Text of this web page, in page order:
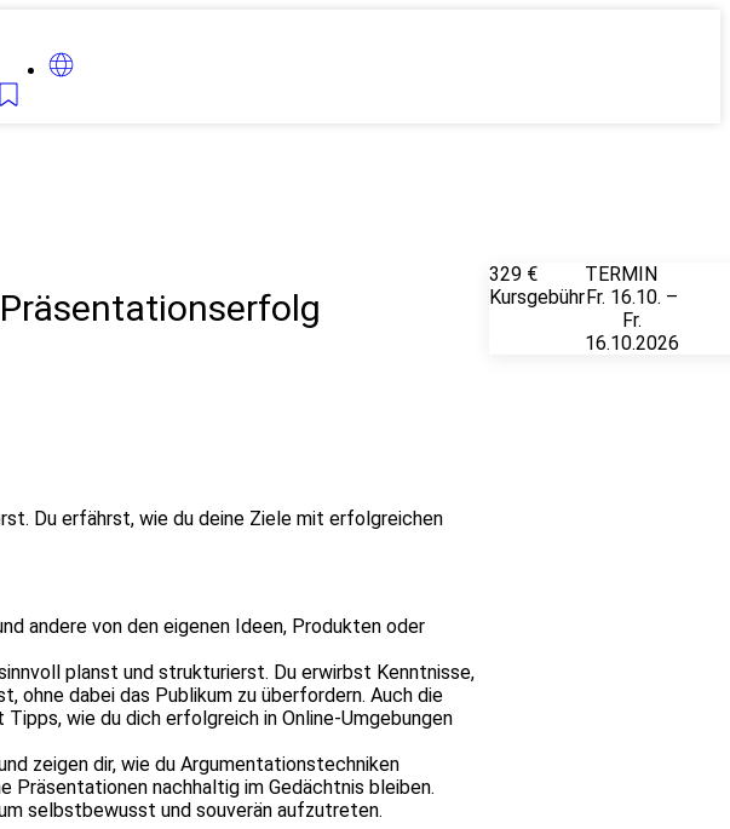
Du erfährst, wie du deine Ziele mit erfolgreichen
andere von den eigenen Ideen, Produkten oder
planst und strukturierst. Du erwirbst Kenntnisse,
ohne dabei das Publikum zu überfordern. Auch die
wie du dich erfolgreich in Online-Umgebungen
zeigen dir, wie du Argumentationstechniken
Präsentationen nachhaltig im Gedächtnis bleiben.
selbstbewusst und souverän aufzutreten.
329 €
Kursgebühr
TERMIN
Fr. 16.10. –
Fr.
16.10.2026